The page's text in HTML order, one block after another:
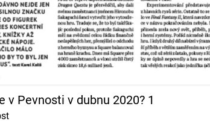
v Pevnosti v dubnu 2020? 1